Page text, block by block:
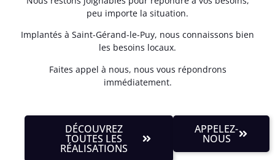
peu importe la situation.
Implantés à Saint-Gérand-le-Puy, nous connaissons bien
les besoins locaux.
Faites appel à nous, nous vous répondrons
immédiatement.
DÉCOUVREZ
TOUTES LES
RÉALISATIONS
APPELEZ-
NOUS